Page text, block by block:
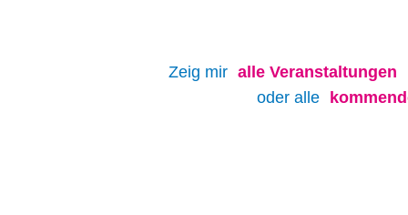
Zeig mir alle Veranstaltungen
oder alle